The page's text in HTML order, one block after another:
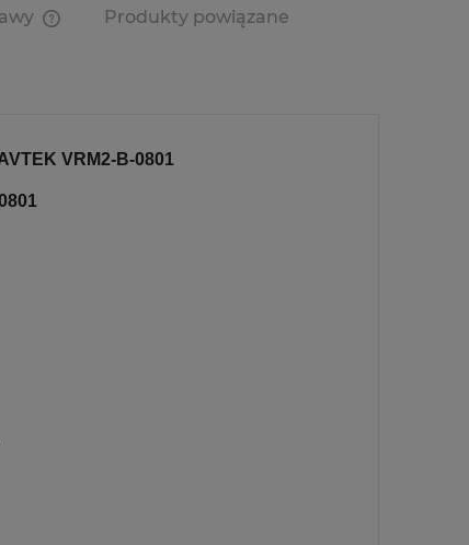
Produkty powiązane
VRM2-B-0801